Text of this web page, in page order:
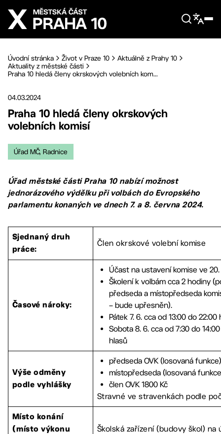
Přejít na hlavní obsah
Úvodní stránka Život v Praze 10
Aktuálně z Prahy 10
Aktuality z městské části
Praha 10 hledá členy okrskových volebních kom...
04.03.2024
Praha 10 hledá členy okrskových
volebních komisí
Úřad MČ, Radnice
Úřad městské části Praha 10 nabízí možnost
jednorázového výdělku při volbách do Evropského
parlamentu konaných ve dnech 7. a 8. června 2024.
Sjednaný druh
práce:
Člen okrskové volební komise
Časové nároky:
Účast na ustavení komise ve
Školení k volbám cca 2 hodiny
předseda a místopředseda
– bude upřesněn).
Pátek 7. 6. cca od 13:00 do 22:00
Sobota 8. 6. cca od 7:30 do
hlasů
Výše odměny
podle vyhlášky
předseda OVK (losovaná
místopředseda (losovaná
člen OVK 1800 Kč
Stravné ve stravenkách podle
Místo konání
(místo výkonu
Školská zařízení (budovy škol) na